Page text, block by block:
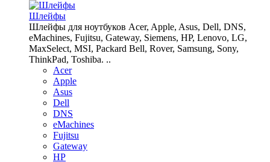
Шлейфы
Шлейфы для ноутбуков Acer, Apple, Asus, Dell, DNS,
eMachines, Fujitsu, Gateway, Siemens, HP, Lenovo, LG,
MaxSelect, MSI, Packard Bell, Rover, Samsung, Sony,
ThinkPad, Toshiba. ..
Acer
Apple
Asus
Dell
DNS
eMachines
Fujitsu
Gateway
HP